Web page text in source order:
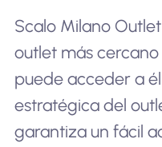
Scalo Milano
outlet más
puede acceder a
estratégica del
garantiza un fácil